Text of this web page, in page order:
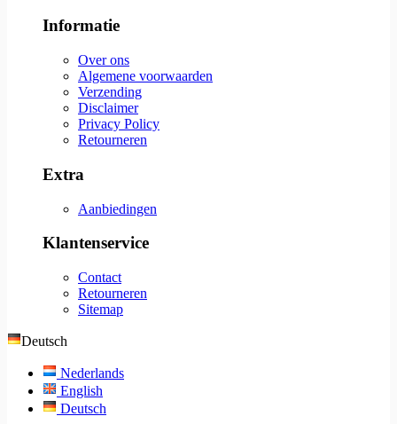
Informatie
Over ons
Algemene voorwaarden
Verzending
Disclaimer
Privacy Policy
Retourneren
Extra
Aanbiedingen
Klantenservice
Contact
Retourneren
Sitemap
Deutsch
Nederlands
English
Deutsch